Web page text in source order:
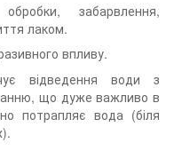
забарвлення,
лаком.
впливу.
відведення води з
що дуже важливо в
потрапляє вода (біля